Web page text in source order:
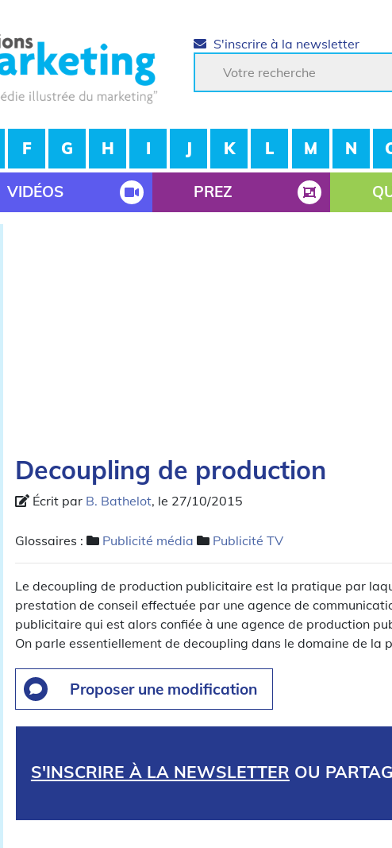
S'inscrire à la newsletter
F G H I J K L M N
VIDÉOS PREZ
Decoupling de production
Écrit par B. Bathelot, le 27/10/2015
Glossaires : Publicité média Publicité TV
Le decoupling de production publicitaire est la pratique par
prestation de conseil effectuée par une agence de
publicitaire qui est alors confiée à une agence de production
On parle essentiellement de decoupling dans le domaine de la
Proposer une modification
S'INSCRIRE À LA NEWSLETTER OU